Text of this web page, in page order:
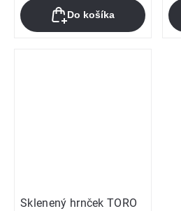
Do košíka
Sklenený hrnček TORO